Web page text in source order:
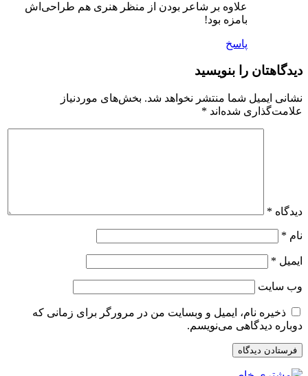
علاوه بر شاعر بودن از منظر هنری هم طراحی‌اش
بامزه بود!
پاسخ
دیدگاهتان را بنویسید
نشانی ایمیل شما منتشر نخواهد شد. بخش‌های موردنیاز
علامت‌گذاری شده‌اند *
دیدگاه *
نام *
ایمیل *
وب‌ سایت
ذخیره نام، ایمیل و وبسایت من در مرورگر برای زمانی که
دوباره دیدگاهی می‌نویسم.